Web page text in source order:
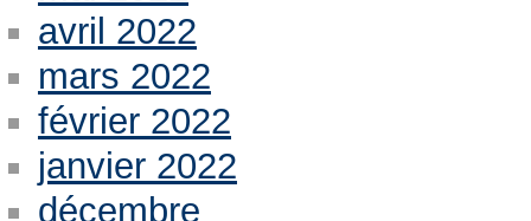
avril 2022
mars 2022
février 2022
janvier 2022
décembre